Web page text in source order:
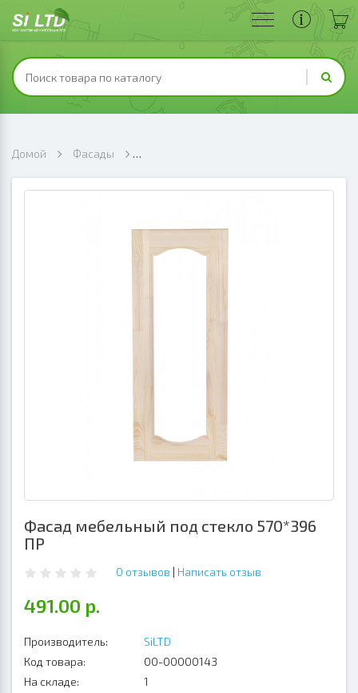
Домой Фасады
Фасад мебельный под стекло 570*396
ПР
0 отзывов | Написать отзыв
491.00 р.
Производитель:
SiLTD
Код товара:
00-00000143
На складе:
1